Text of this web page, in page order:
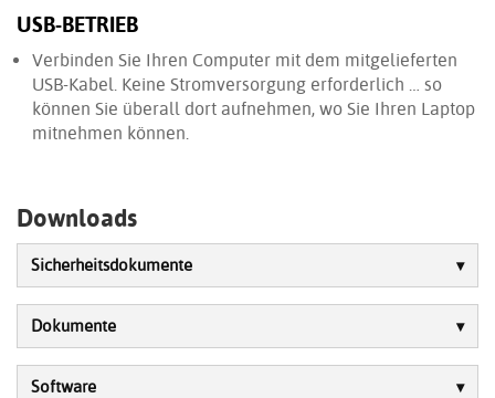
USB-BETRIEB
Verbinden Sie Ihren Computer mit dem mitgelieferten
USB-Kabel. Keine Stromversorgung erforderlich … so
können Sie überall dort aufnehmen, wo Sie Ihren Laptop
mitnehmen können.
Downloads
Sicherheitsdokumente
Dokumente
Software